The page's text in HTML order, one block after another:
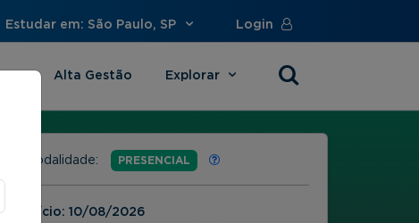
Estudar em: São Paulo, SP Login
Alta Gestão Explorar
Modalidade: PRESENCIAL
Início: 10/08/2026